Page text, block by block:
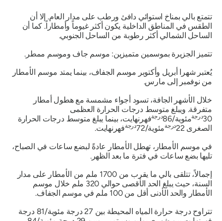
تتمتع بالي بمناخ استوائي دافئ ورطب على مدار العام. إلا أن
الطقس في المناطق الداخلية يكون أكثر غيوماً وأمطاراً. كما أن
الساحل الشمالي أكثر رطوبة من الساحل الجنوبي.
تتميز الجزيرة بموسمين متميزين: موسم جاف وموسم ممطر.
يُعتبر شهرا أبريل وأكتوبر موسم الجفاف، بينما يمتد موسم الأمطار
من نوفمبر إلى مارس.
خلال الأشهر الجافة، تسود أجواء مشمسة مع هطول أمطار
متفرقة. ويبلغ متوسط ​​درجات الحرارة العظمى
30درجةمئوية/86 درجةفهرنهايت، بينما يبلغ متوسط ​​درجات الحرارة
الصغرى 22
درجةمئوية/72 درجةفهرنهايت.
في موسم الأمطار، تهطل الأمطار عادةً لبضع ساعات في الصباح،
تليها بضع ساعات في فترة ما بعد الظهر.
إجمالاً، تتلقى بالي ما يقرب من 1700 ملم من الأمطار على مدار
السنة، حيث يبلغ الحد الأقصى حوالي 320 ملم خلال موسم
الأمطار والحد الأدنى أقل من 100 ملم في موسم الجفاف.
تتراوح درجة حرارة المياه المحيطة بين 27 درجة مئوية/81 درجة